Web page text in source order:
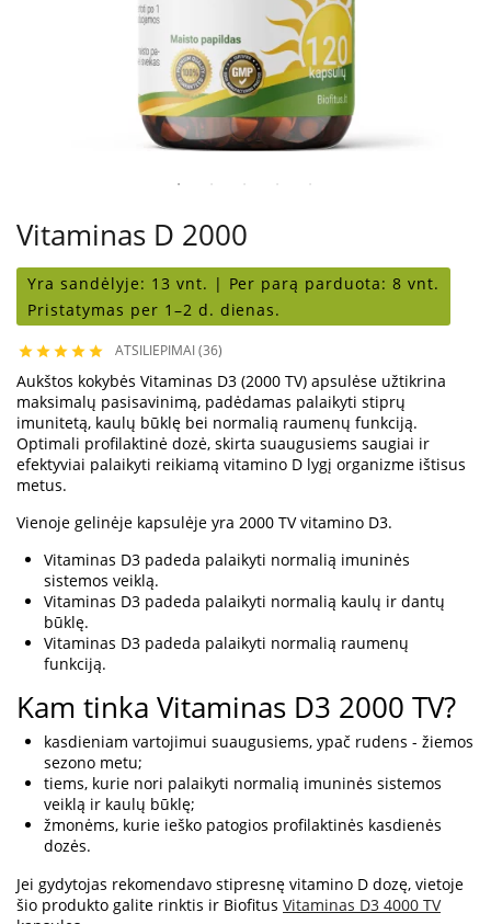
Vitaminas D 2000
Yra sandėlyje: 13 vnt. | Per parą parduota:8 vnt.
Pristatymas per 1–2 d. dienas.
     ATSILIEPIMAI (36)
Aukštos kokybės Vitaminas D3 (2000 TV) apsulėse užtikrina
maksimalų pasisavinimą, padėdamas palaikyti stiprų
imunitetą, kaulų būklę bei normalią raumenų funkciją.
Optimali profilaktinė dozė, skirta suaugusiems saugiai ir
efektyviai palaikyti reikiamą vitamino D lygį organizme ištisus
metus.
Vienoje gelinėje kapsulėje yra 2000 TV vitamino D3.
Vitaminas D3 padeda palaikyti normalią imuninės
sistemos veiklą.
Vitaminas D3 padeda palaikyti normalią kaulų ir dantų
būklę.
Vitaminas D3 padeda palaikyti normalią raumenų
funkciją.
Kam tinka Vitaminas D3 2000 TV?
kasdieniam vartojimui suaugusiems, ypač rudens - žiemos
sezono metu;
tiems, kurie nori palaikyti normalią imuninės sistemos
veiklą ir kaulų būklę;
žmonėms, kurie ieško patogios profilaktinės kasdienės
dozės.
Jei gydytojas rekomendavo stipresnę vitamino D dozę, vietoje
šio produkto galite rinktis ir Biofitus Vitaminas D3 4000 TV